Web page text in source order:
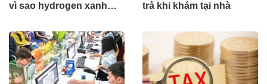
vì sao hydrogen xanh
trả khi khám tại nhà